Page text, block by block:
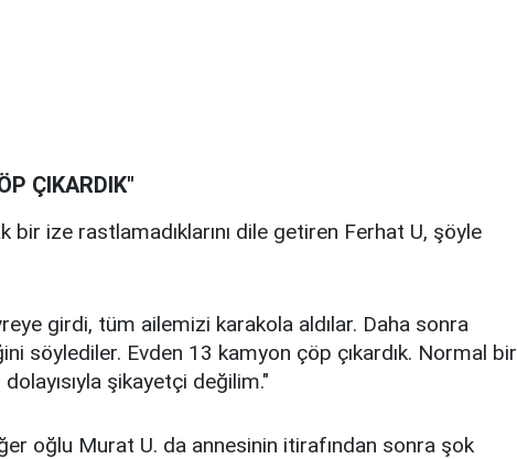
ÇIKARDIK"
bir ize rastlamadıklarını dile getiren Ferhat U, şöyle
girdi, tüm ailemizi karakola aldılar. Daha sonra
söylediler. Evden 13 kamyon çöp çıkardık. Normal bir
şikayetçi değilim."
oğlu Murat U. da annesinin itirafından sonra şok